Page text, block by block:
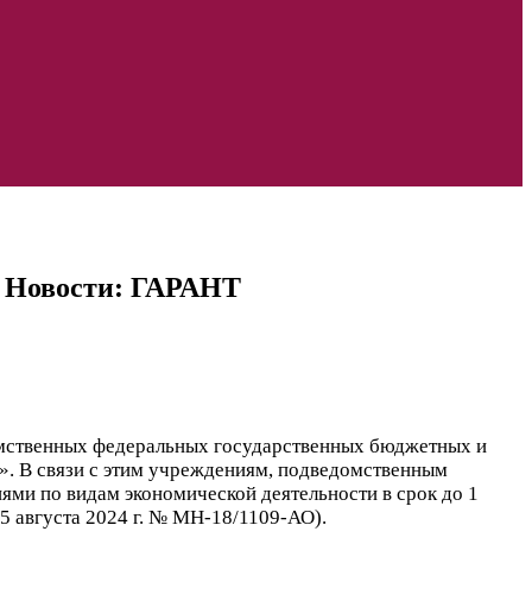
Новости: ГАРАНТ
федеральных государственных бюджетных и
В связи с этим учреждениям, подведомственным
по видам экономической деятельности в срокдо 1
августа 2024 г. № МН-18/1109-АО).